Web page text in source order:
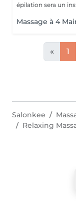
épilation sera un
Massage à 4
« 1
Salonkee
Relaxing